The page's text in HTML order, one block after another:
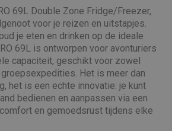
69L Double Zone Fridge/Freezer,
voor je reizen en uitstapjes.
je eten en drinken op de ideale
69L is ontworpen voor avonturiers
capaciteit, geschikt voor zowel
Het is meer dan
het is een echte innovatie: je kunt
bedienen en aanpassen via een
en gemoedsrust tijdens elke